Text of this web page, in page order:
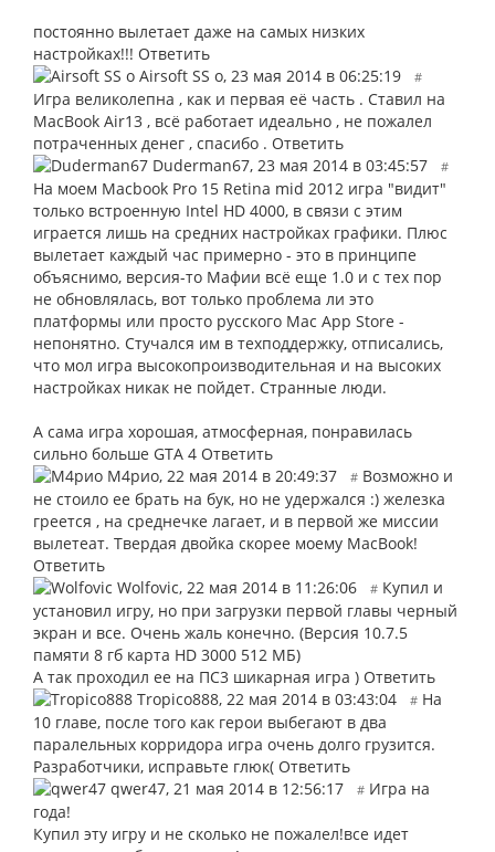
постоянно вылетает даже на самых низких
настройках!!! Ответить
Airsoft SS o, 23 мая 2014 в 06:25:19 #
Игра великолепна , как и первая её часть . Ставил на
MacBook Air13 , всё работает идеально , не пожалел
потраченных денег , спасибо . Ответить
Duderman67, 23 мая 2014 в 03:45:57 #
На моем Macbook Pro 15 Retina mid 2012 игра "видит"
только встроенную Intel HD 4000, в связи с этим
играется лишь на средних настройках графики. Плюс
вылетает каждый час примерно - это в принципе
объяснимо, версия-то Мафии всё еще 1.0 и с тех пор
не обновлялась, вот только проблема ли это
платформы или просто русского Mac App Store -
непонятно. Стучался им в техподдержку, отписались,
что мол игра высокопроизводительная и на высоких
настройках никак не пойдет. Странные люди.
А сама игра хорошая, атмосферная, понравилась
сильно больше GTA 4 Ответить
М4рио, 22 мая 2014 в 20:49:37 # Возможно и
не стоило ее брать на бук, но не удержался :) железка
греется , на среднечке лагает, и в первой же миссии
вылетеат. Твердая двойка скорее моему MacBook!
Ответить
Wolfovic, 22 мая 2014 в 11:26:06 # Купил и
установил игру, но при загрузки первой главы черный
экран и все. Очень жаль конечно. (Версия 10.7.5
памяти 8 гб карта HD 3000 512 МБ)
А так проходил ее на ПС3 шикарная игра ) Ответить
Tropico888, 22 мая 2014 в 03:43:04 # На
10 главе, после того как герои выбегают в два
паралельных корридора игра очень долго грузится.
Разработчики, исправьте глюк( Ответить
qwer47, 21 мая 2014 в 12:56:17 # Игра на
года!
Купил эту игру и не сколько не пожалел!все идет